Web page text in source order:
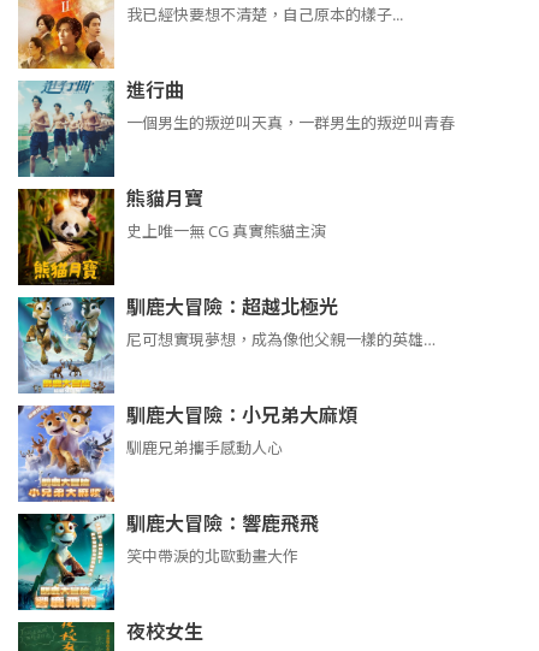
我已經快要想不清楚，自己原本的樣子...
進行曲
​​​一個男生的叛逆叫天真，一群男生的叛逆叫青春
熊貓月寶
史上唯一無 CG 真實熊貓主演
馴鹿大冒險：超越北極光
尼可想實現夢想，成為像他父親一樣的英雄…
馴鹿大冒險：小兄弟大麻煩
馴鹿兄弟攜手感動人心
馴鹿大冒險：響鹿飛飛
笑中帶淚的北歐動畫大作
夜校女生